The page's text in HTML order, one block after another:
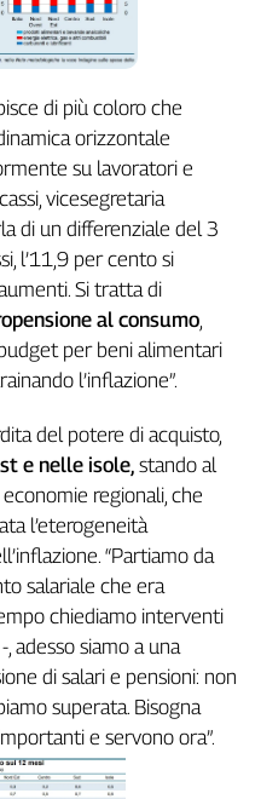
di più coloro che
orizzontale
su lavoratori e
vicesegretaria
di un differenziale del 3
l’11,9 per cento si
Si tratta di
al consumo
per beni alimentari
l’inflazione”.
del potere di acquisto,
e nelle isole, stando al
regionali, che
l’eterogeneità
“Partiamo da
salariale che era
chiediamo interventi
adesso siamo a una
di salari e pensioni: non
superata. Bisogna
e servono ora”.